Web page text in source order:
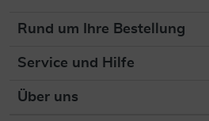
Rund um Ihre Bestellung
Service und Hilfe
Über uns